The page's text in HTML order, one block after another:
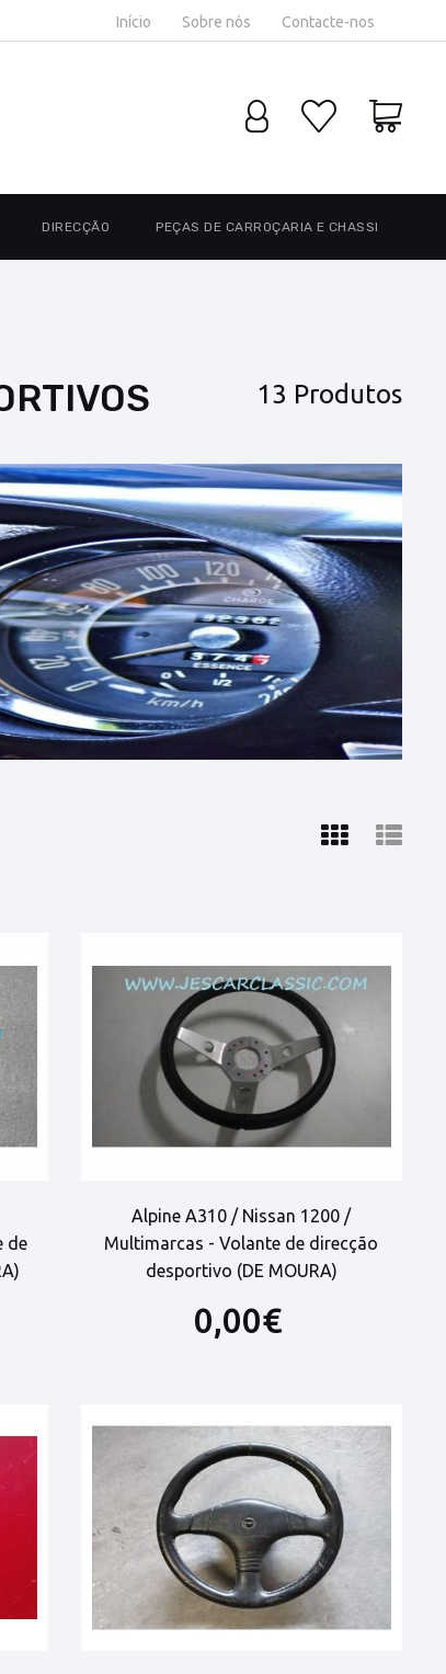
Início Sobre nós Contacte-nos
DIRECÇÃO PEÇAS DE CARROÇARIA E CHASSI
13 Produtos
de
Alpine A310 / Nissan 1200 /
Multimarcas - Volante de direcção
desportivo (DE MOURA)
0,00€